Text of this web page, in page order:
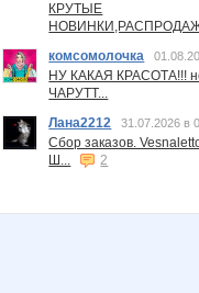
КРУТЫЕ
комсомолочка
НУ КАКАЯ КРАСОТА!!!
ЧАРУТТ...
Лана2212
31.07.2026 в
Сбор заказов.
Ш...
2